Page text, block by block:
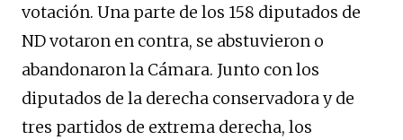
votación. Una parte de los 158 diputados de
ND votaron en contra, se abstuvieron o
abandonaron la Cámara. Junto con los
diputados de la derecha conservadora y de
tres partidos de extrema derecha, los